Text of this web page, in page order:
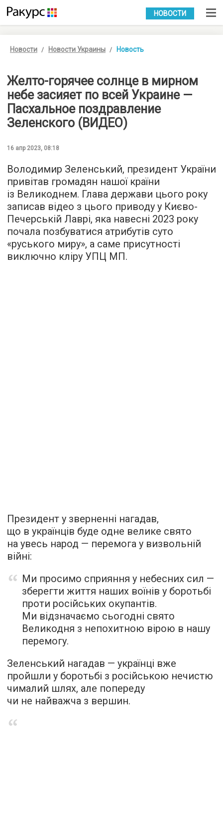
УКР РУС
НОВОСТИ
Новости Новости Украины Новость
Желто-горячее солнце в мирном
небе засияет по всей Украине —
Пасхальное поздравление
Зеленского (ВИДЕО)
16 апр 2023, 08:18
Володимир Зеленський, президент України
привітав громадян нашої країни
із Великоднем. Глава держави цього року
записав відео з цього приводу у Києво-
Печерській Лаврі, яка навесні 2023 року
почала позбуватися атрибутів суто
«руського миру», а саме присутності
виключно кліру УПЦ МП.
Президент у зверненні нагадав,
що в українців буде одне велике свято
на увесь народ — перемога у визвольній
війні:
Ми просимо сприяння у небесних сил —
зберегти життя наших воїнів у боротьбі
проти російських окупантів.
Ми відзначаємо сьогодні свято
Великодня з непохитною вірою в нашу
перемогу.
Зеленський нагадав — українці вже
пройшли у боротьбі з російською нечистю
чималий шлях, але попереду
чи не найважча з вершин.